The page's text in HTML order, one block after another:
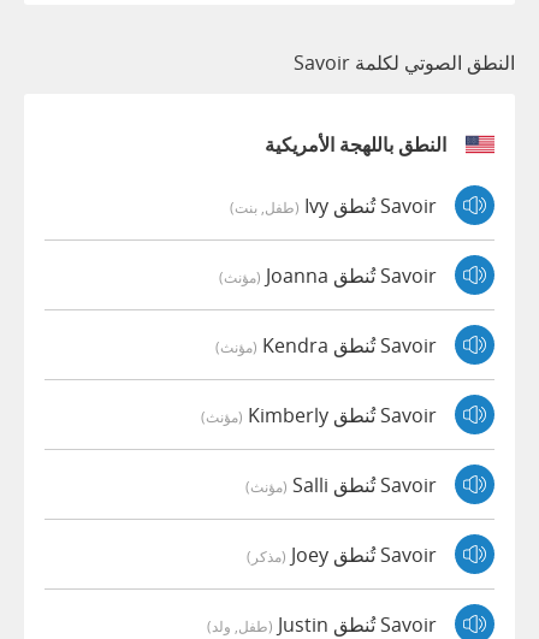
النطق الصوتي لكلمة Savoir
النطق باللهجة الأمريكية
Savoir تُنطق Ivy (طفل, بنت)
Savoir تُنطق Joanna (مؤنث)
Savoir تُنطق Kendra (مؤنث)
Savoir تُنطق Kimberly (مؤنث)
Savoir تُنطق Salli (مؤنث)
Savoir تُنطق Joey (مذكر)
Savoir تُنطق Justin (طفل, ولد)